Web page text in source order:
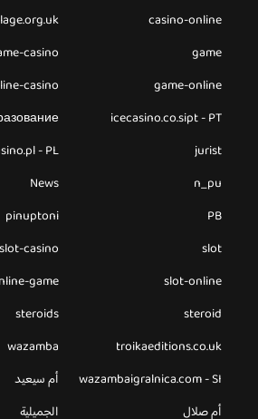
casino-online
game
casino
game-online
casino
icecasino.co.sipt - PT
jurist
- PL
n_pu
News
PB
pinuptoni
slot
slot-casino
slot-online
game
steroid
steroids
troikaeditions.co.uk
wazamba
wazambaigralnica.com - SI
أم سيعيد
أم صلال
الجميلية